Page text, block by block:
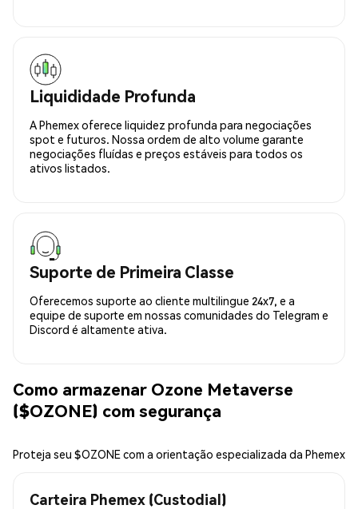
Liquididade Profunda
A Phemex oferece liquidez profunda para negociações
spot e futuros. Nossa ordem de alto volume garante
negociações fluídas e preços estáveis para todos os
ativos listados.
Suporte de Primeira Classe
Oferecemos suporte ao cliente multilingue 24x7, e a
equipe de suporte em nossas comunidades do Telegram e
Discord é altamente ativa.
Como armazenar Ozone Metaverse
($OZONE) com segurança
Proteja seu $OZONE com a orientação especializada da Phemex
Carteira Phemex (Custodial)